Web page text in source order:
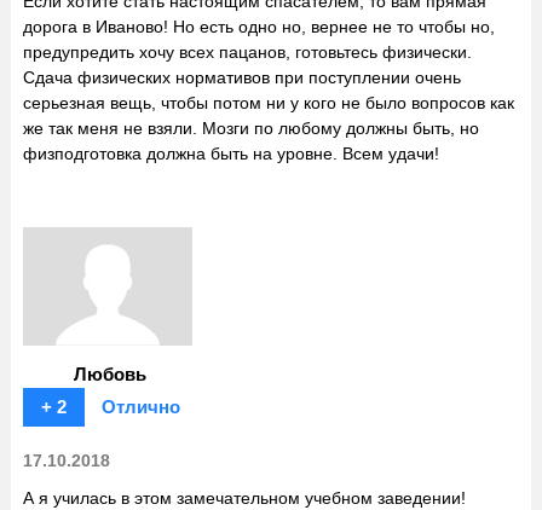
дорога в Иваново! Но есть одно но, вернее не то чтобы но,
предупредить хочу всех пацанов, готовьтесь физически.
Сдача физических нормативов при поступлении очень
серьезная вещь, чтобы потом ни у кого не было вопросов как
же так меня не взяли. Мозги по любому должны быть, но
физподготовка должна быть на уровне. Всем удачи!
Любовь
+ 2
Отлично
17.10.2018
А я училась в этом замечательном учебном заведении!